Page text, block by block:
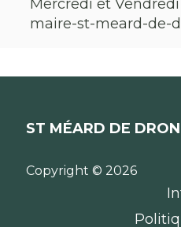
Mercredi et Vendredi
maire-st-meard-de-
ST MÉARD DE
Copyright © 2026